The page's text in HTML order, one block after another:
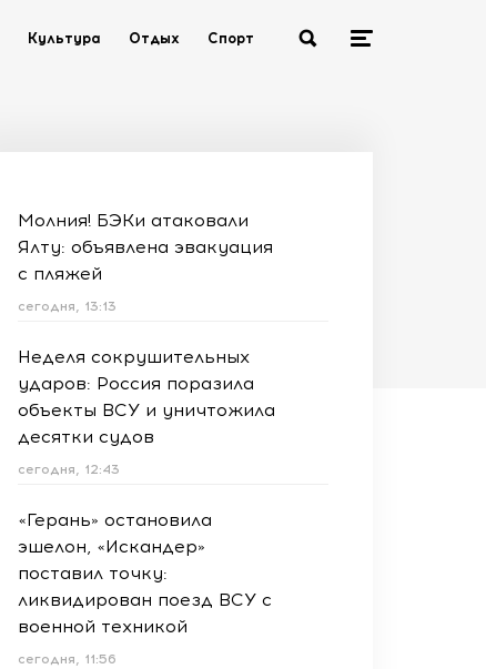
Культура Отдых Спорт
Молния! БЭКи атаковали
Ялту: объявлена эвакуация
с пляжей
сегодня, 13:13
Неделя сокрушительных
ударов: Россия поразила
объекты ВСУ и уничтожила
десятки судов
сегодня, 12:43
«Герань» остановила
эшелон, «Искандер»
поставил точку:
ликвидирован поезд ВСУ с
военной техникой
сегодня, 11:56